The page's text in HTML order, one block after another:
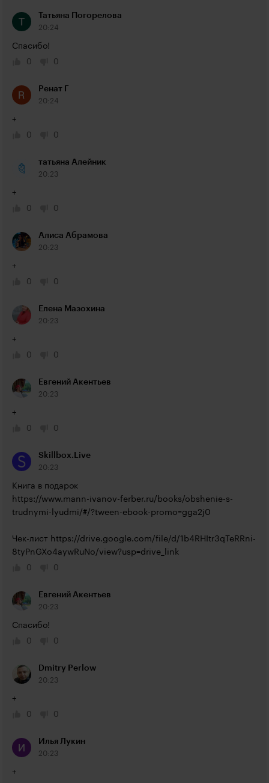
Татьяна Погорелова
20:24
Спасибо!
0
0
Ренат Г
20:24
+
0
0
татьяна Алейник
20:23
+
0
0
Алиса Абрамова
20:23
+
0
0
Елена Мазохина
20:23
+
0
0
Евгений Акентьев
20:23
+
0
0
Skillbox.Live
20:23
https://www.mann-ivanov-ferber.ru/books/obshenie-s-
trudnymi-lyudmi/#/?tween-ebook-promo=gga2j0
Чек-лист https://drive.google.com/file/d/1b4RHItr3qTeRRni-
8tyPnGXo4aywRuNo/view?usp=drive_link
0
0
Евгений Акентьев
20:23
Спасибо!
0
0
Dmitry Perlow
20:23
+
0
0
Илья Лукин
20:23
+